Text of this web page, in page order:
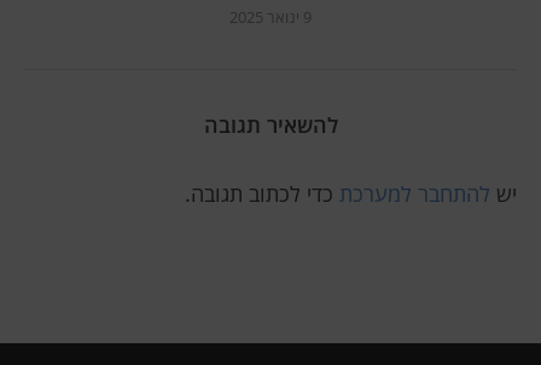
9 ינואר 2025
להשאיר תגובה
יש להתחבר למערכת כדי לכתוב תגובה.